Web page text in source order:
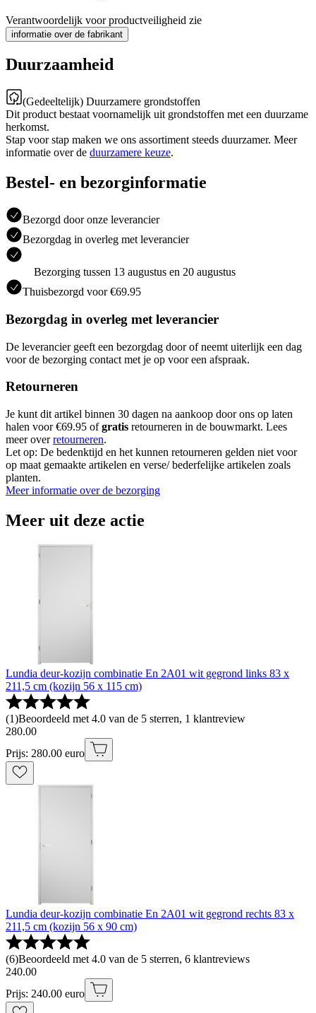
Verantwoordelijk voor productveiligheid zie
informatie over de fabrikant
Duurzaamheid
(Gedeeltelijk) Duurzamere grondstoffen
Dit product bestaat voornamelijk uit grondstoffen met een duurzame
herkomst.
Stap voor stap maken we ons assortiment steeds duurzamer. Meer
informatie over de duurzamere keuze.
Bestel- en bezorginformatie
Bezorgd door onze leverancier
Bezorgdag in overleg met leverancier
Bezorging tussen 13 augustus en 20 augustus
Thuisbezorgd voor €69.95
Bezorgdag in overleg met leverancier
De leverancier geeft een bezorgdag door of neemt uiterlijk een dag
voor de bezorging contact met je op voor een afspraak.
Retourneren
Je kunt dit artikel binnen 30 dagen na aankoop door ons op laten
halen voor €69.95 ofgratis retourneren in de bouwmarkt. Lees
meer overretourneren.
Let op: De bedenktijd en het kunnen retourneren gelden niet voor
op maat gemaakte artikelen en verse/ bederfelijke artikelen zoals
planten.
Meer informatie over de bezorging
Meer uit deze actie
Lundia deur-kozijn combinatie En 2A01 wit gegrond links 83 x
211,5 cm (kozijn 56 x 115 cm)
(1)Beoordeeld met 4.0 van de 5 sterren, 1 klantreview
280.00
Prijs: 280.00 euro
Lundia deur-kozijn combinatie En 2A01 wit gegrond rechts 83 x
211,5 cm (kozijn 56 x 90 cm)
(6)Beoordeeld met 4.0 van de 5 sterren, 6 klantreviews
240.00
Prijs: 240.00 euro